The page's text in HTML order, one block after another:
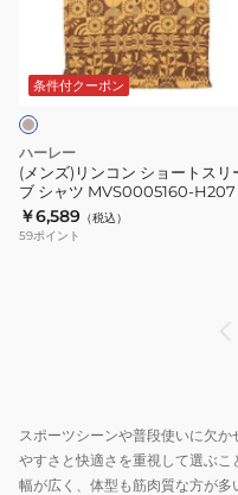
シ
ョ
ー
ト
ス
リ
H207
条件付クーポン
ハーレー
(メンズ)リンコン ショートスリ
ブ シャツ MVS0005160-H207
￥6,589 （税込）
59ポイント
ブ
ラ
ッ
ワ
イ
ラ
ッ
ク
スポーツシーンや普段使いに欠
やすさと快適さを重視して選ぶ
幅が広く、体型も筋肉質な方が